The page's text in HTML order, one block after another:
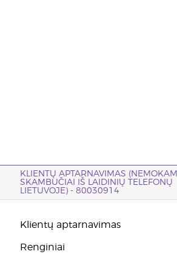
KLIENTŲ APTARNAVIMAS (NEMOKAMI
SKAMBUČIAI IŠ LAIDINIŲ TELEFONŲ
LIETUVOJE) - 80030914
Klientų aptarnavimas
Renginiai